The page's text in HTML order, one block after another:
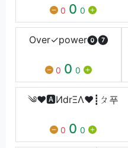
0 0 0
Over✓power⓿❼
0 0 0
༄♥🅰ИdrΞΛ♥┋ㄆ푸
0 0 0